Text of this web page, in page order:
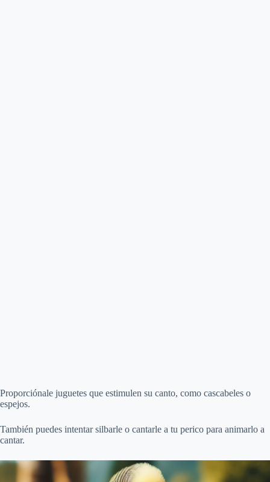
Proporciónale juguetes que estimulen su canto, como cascabeles o
espejos.
También puedes intentar silbarle o cantarle a tu perico para animarlo a
cantar.